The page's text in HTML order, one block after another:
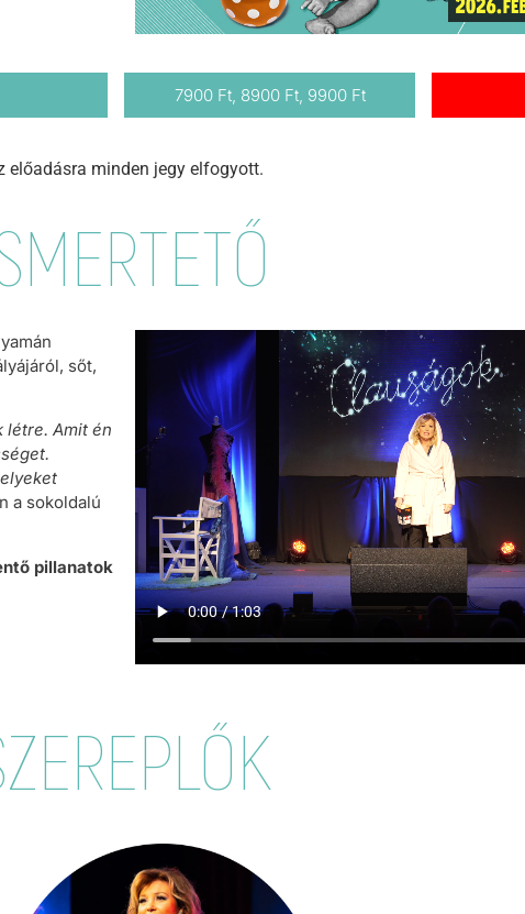
7900 Ft, 8900 Ft, 9900 Ft
előadásra minden jegy elfogyott.
sőt,
létre. Amit én
a sokoldalú
pillanatok